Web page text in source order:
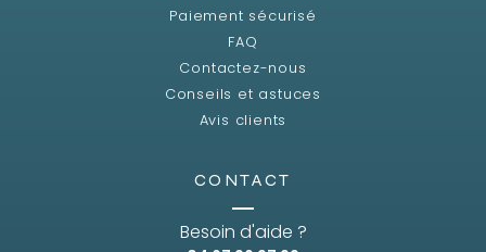
Paiement sécurisé
FAQ
Contactez-nous
Conseils et astuces
Avis clients
CONTACT
Besoin d'aide ?